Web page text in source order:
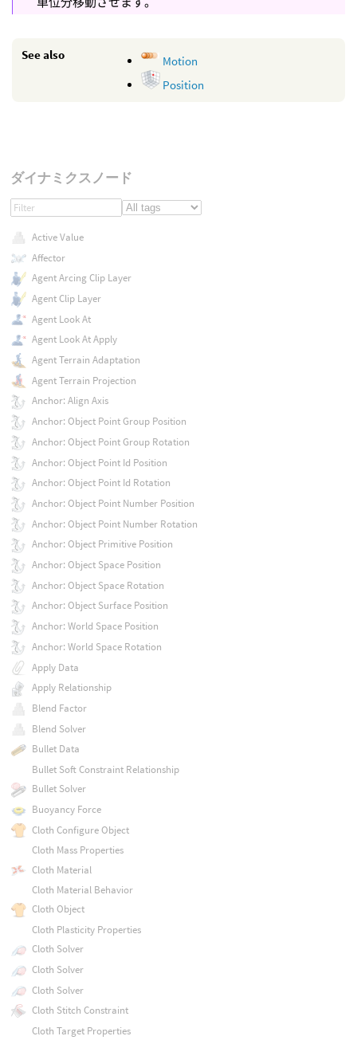
See also
Motion
Position
ダイナミクスノード
Active Value
Affector
Agent Arcing Clip Layer
Agent Clip Layer
Agent Look At
Agent Look At Apply
Agent Terrain Adaptation
Agent Terrain Projection
Anchor: Align Axis
Anchor: Object Point Group Position
Anchor: Object Point Group Rotation
Anchor: Object Point Id Position
Anchor: Object Point Id Rotation
Anchor: Object Point Number Position
Anchor: Object Point Number Rotation
Anchor: Object Primitive Position
Anchor: Object Space Position
Anchor: Object Space Rotation
Anchor: Object Surface Position
Anchor: World Space Position
Anchor: World Space Rotation
Apply Data
Apply Relationship
Blend Factor
Blend Solver
Bullet Data
Bullet Soft Constraint Relationship
Bullet Solver
Buoyancy Force
Cloth Configure Object
Cloth Mass Properties
Cloth Material
Cloth Material Behavior
Cloth Object
Cloth Plasticity Properties
Cloth Solver
Cloth Solver
Cloth Solver
Cloth Stitch Constraint
Cloth Target Properties